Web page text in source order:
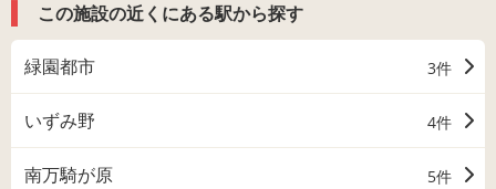
この施設の近くにある駅から探す
緑園都市 3件
いずみ野 4件
南万騎が原 5件